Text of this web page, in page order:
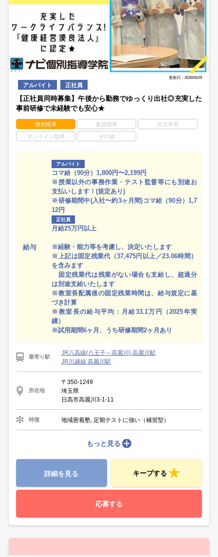
更新日：2026/05/29
アルバイト 正社員
【正社員同時募集】午後から勤務でゆっくり出社◎充実した
事前研修で未経験でも安心★
個別指導 集団指導 自立学習
オンライン指導 その他
給与
アルバイト
コマ給（90分）1,800円〜2,199円
※授業以外の事務作業・テスト監督等にも別途お
支払いします！(規定あり)
※研修期間中(入社〜約3ヶ月間)コマ給（90分）1,7
12円
正社員
月給25万円以上
※経験・能力等を考慮し、決定いたします
※上記は固定残業代（37,475円以上／23.06時間）
を含みます
固定残業代は残業がない場合も支給し、超過分
は別途支給いたします
※教室長配属後の固定残業時間は、給与規定に基
づき計算
※教室長の給与平均：月給33.1万円（2025年実
績）
※試用期間6ヶ月、うち研修期間2ヶ月あり
最寄り駅
JR八高線(八王子～高麗川) 高麗川駅
JR川越線 高麗川駅
所在地
〒350-1249
埼玉県
日高市高麗川3-1-11
特徴 地域密着塾, 定期テストに強い（補習型）
もっと見る
詳細を見る キープする
応募する